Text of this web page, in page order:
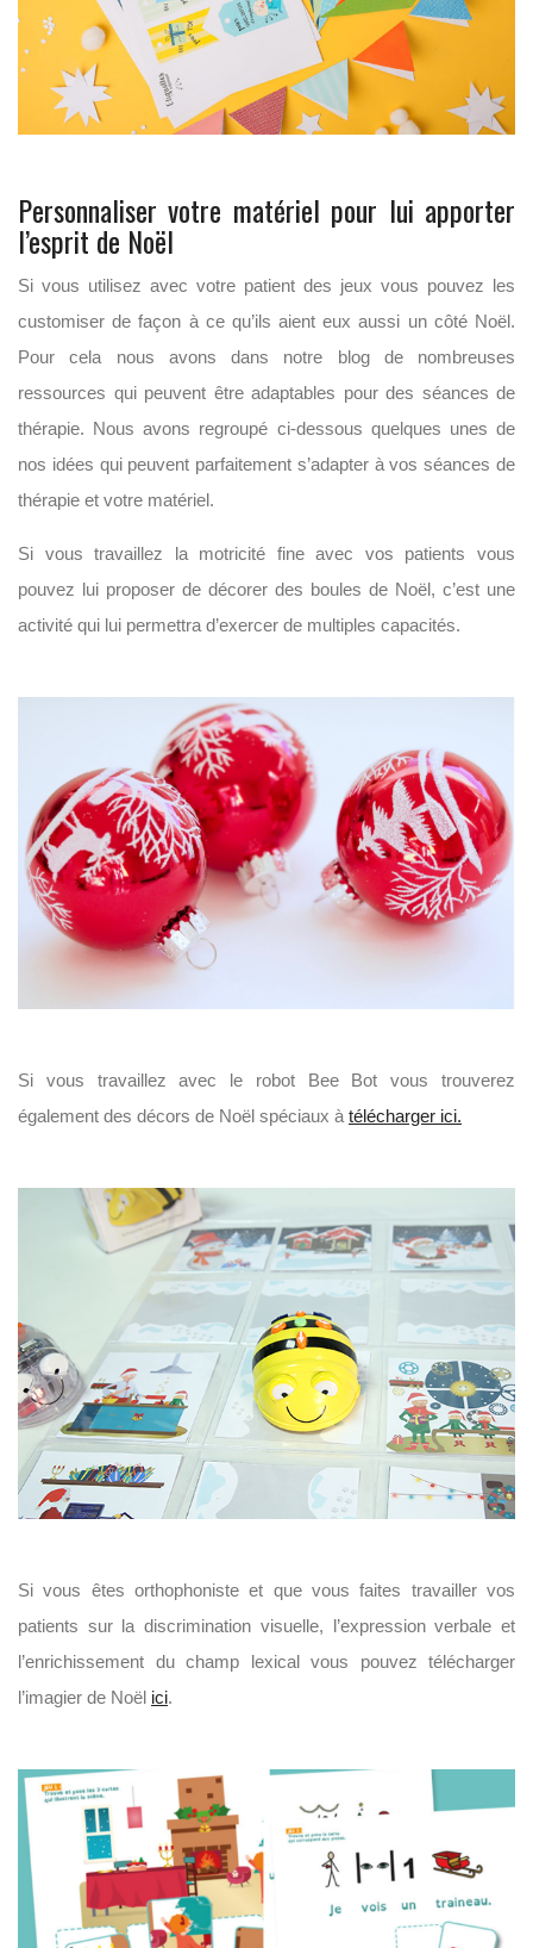
Personnaliser votre matériel pour lui apporter
l’esprit de Noël
Si vous utilisez avec votre patient des jeux vous pouvez les
customiser de façon à ce qu’ils aient eux aussi un côté Noël.
Pour cela nous avons dans notre blog de nombreuses
ressources qui peuvent être adaptables pour des séances de
thérapie. Nous avons regroupé ci-dessous quelques unes de
nos idées qui peuvent parfaitement s’adapter à vos séances de
thérapie et votre matériel.
Si vous travaillez la motricité fine avec vos patients vous
pouvez lui proposer de décorer des boules de Noël, c’est une
activité qui lui permettra d’exercer de multiples capacités.
Si vous travaillez avec le robot Bee Bot vous trouverez
également des décors de Noël spéciaux à télécharger ici.
Si vous êtes orthophoniste et que vous faites travailler vos
patients sur la discrimination visuelle, l’expression verbale et
l’enrichissement du champ lexical vous pouvez télécharger
l’imagier de Noël ici.